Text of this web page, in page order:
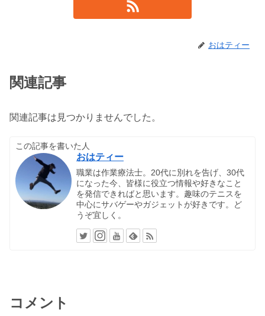
おはティー
関連記事
関連記事は見つかりませんでした。
この記事を書いた人
おはティー
職業は作業療法士。20代に別れを告げ、30代
になった今、皆様に役立つ情報や好きなこと
を発信できればと思います。趣味のテニスを
中心にサバゲーやガジェットが好きです。ど
うぞ宜しく。
コメント